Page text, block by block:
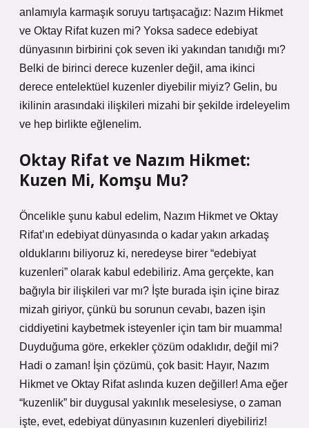
anlamıyla karmaşık soruyu tartışacağız: Nazım Hikmet
ve Oktay Rifat kuzen mi? Yoksa sadece edebiyat
dünyasının birbirini çok seven iki yakından tanıdığı mı?
Belki de birinci derece kuzenler değil, ama ikinci
derece entelektüel kuzenler diyebilir miyiz? Gelin, bu
ikilinin arasındaki ilişkileri mizahi bir şekilde irdeleyelim
ve hep birlikte eğlenelim.
Oktay Rifat ve Nazım Hikmet:
Kuzen Mi, Komşu Mu?
Öncelikle şunu kabul edelim, Nazım Hikmet ve Oktay
Rifat’ın edebiyat dünyasında o kadar yakın arkadaş
olduklarını biliyoruz ki, neredeyse birer “edebiyat
kuzenleri” olarak kabul edebiliriz. Ama gerçekte, kan
bağıyla bir ilişkileri var mı? İşte burada işin içine biraz
mizah giriyor, çünkü bu sorunun cevabı, bazen işin
ciddiyetini kaybetmek isteyenler için tam bir muamma!
Duyduğuma göre, erkekler çözüm odaklıdır, değil mi?
Hadi o zaman! İşin çözümü, çok basit: Hayır, Nazım
Hikmet ve Oktay Rifat aslında kuzen değiller! Ama eğer
“kuzenlik” bir duygusal yakınlık meselesiyse, o zaman
işte, evet, edebiyat dünyasının kuzenleri diyebiliriz!